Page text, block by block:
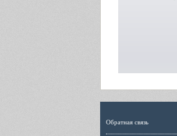
Обратная связь